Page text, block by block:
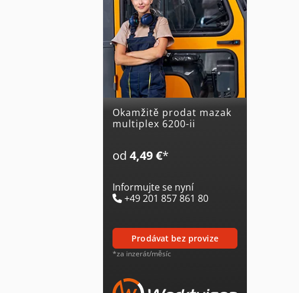
Okamžitě prodat mazak
multiplex 6200-ii
od 4,49 €*
Informujte se nyní
+49 201 857 861 80
prodávat bez provize
*za inzerát/měsíc